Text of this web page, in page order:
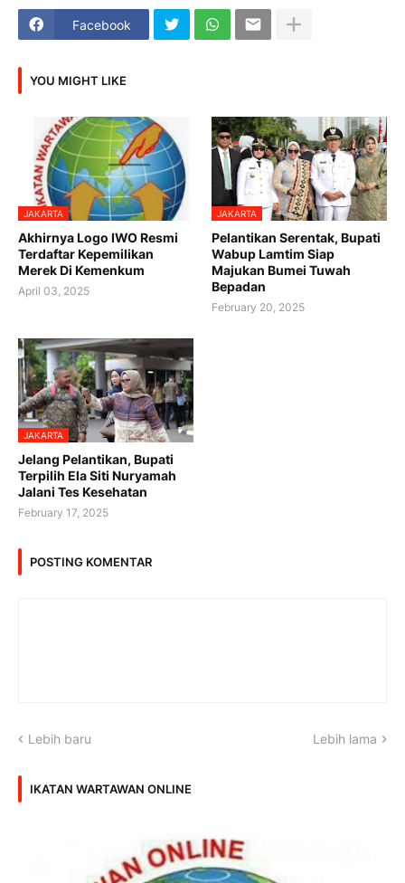
Facebook
YOU MIGHT LIKE
JAKARTA
Akhirnya Logo IWO Resmi
Terdaftar Kepemilikan
Merek Di Kemenkum
April 03, 2025
JAKARTA
Pelantikan Serentak, Bupati
Wabup Lamtim Siap
Majukan Bumei Tuwah
Bepadan
February 20, 2025
JAKARTA
Jelang Pelantikan, Bupati
Terpilih Ela Siti Nuryamah
Jalani Tes Kesehatan
February 17, 2025
POSTING KOMENTAR
Lebih baru Lebih lama
IKATAN WARTAWAN ONLINE